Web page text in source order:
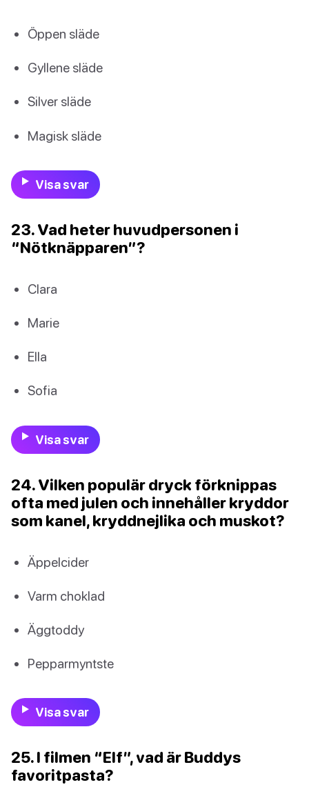
Öppen släde
Gyllene släde
Silver släde
Magisk släde
Visa svar
23. Vad heter huvudpersonen i
“Nötknäpparen”?
Clara
Marie
Ella
Sofia
Visa svar
24. Vilken populär dryck förknippas
ofta med julen och innehåller kryddor
som kanel, kryddnejlika och muskot?
Äppelcider
Varm choklad
Äggtoddy
Pepparmyntste
Visa svar
25. I filmen “Elf”, vad är Buddys
favoritpasta?